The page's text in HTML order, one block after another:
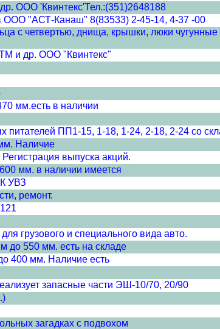
ООО 'Квинтекс'Тел.:(351)2648188
ООО "АСТ-Канаш" 8(83533) 2-45-14, 4-37 -00
с четвертью, днища, крышки, люки
и др. ООО "Квинтекс"
мм.есть в наличии
ПП1-15, 1-18, 1-24, 2-18, 2-24 со
Наличие
выпуска акций.
мм. в наличии имеется
УВЗ
ремонт.
грузового и специального вида авто.
до 550 мм. есть на складе
400 мм. Наличие есть
запасные части ЭШ-10/70, 20/90
загадках с подвохом